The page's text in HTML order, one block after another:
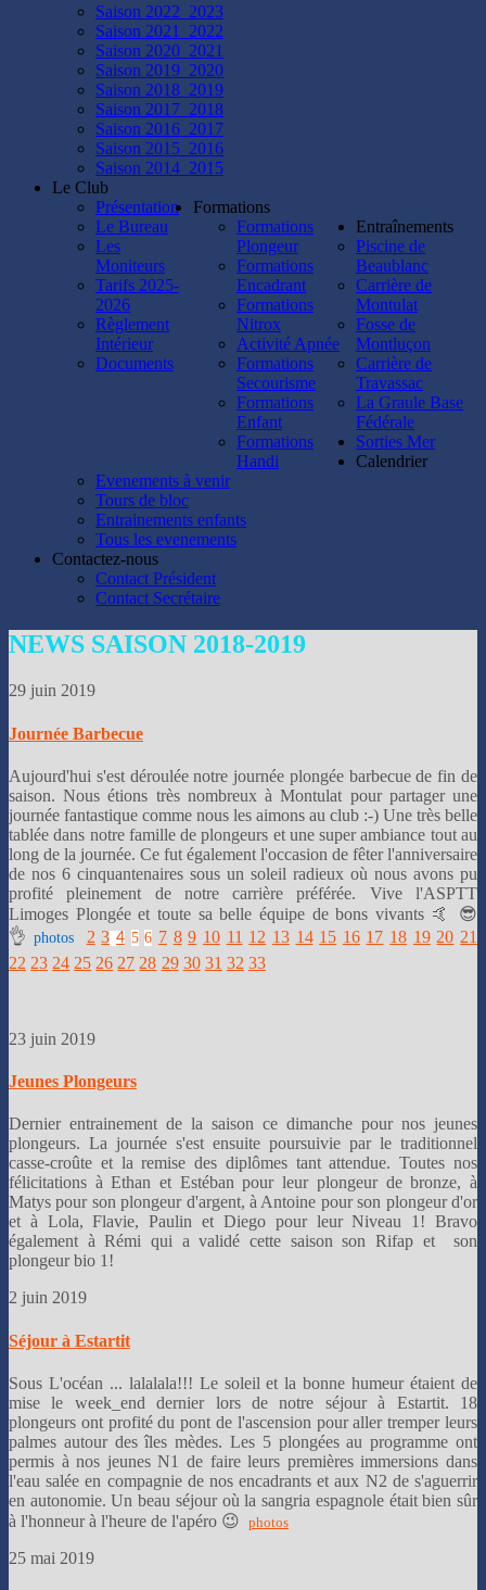
Saison 2022_2023
Saison 2021_2022
Saison 2020_2021
Saison 2019_2020
Saison 2018_2019
Saison 2017_2018
Saison 2016_2017
Saison 2015_2016
Saison 2014_2015
Le Club
Présentation
Le Bureau
Les
Moniteurs
Tarifs 2025-
2026
Règlement
Intérieur
Documents
Formations
Formations
Plongeur
Formations
Encadrant
Formations
Nitrox
Activité Apnée
Formations
Secourisme
Formations
Enfant
Formations
Handi
Entraînements
Piscine de
Beaublanc
Carrière de
Montulat
Fosse de
Montluçon
Carrière de
Travassac
La Graule Base
Fédérale
Sorties Mer
Calendrier
Evenements à venir
Tours de bloc
Entrainements enfants
Tous les evenements
Contactez-nous
Contact Président
Contact Secrétaire
NEWS SAISON 2018-2019
29 juin 2019
Journée Barbecue
Aujourd'hui s'est déroulée notre journée plongée barbecue de fin de
saison. Nous étions très nombreux à Montulat pour partager une
journée fantastique comme nous les aimons au club :-) Une très belle
tablée dans notre famille de plongeurs et une super ambiance tout au
long de la journée. Ce fut également l'occasion de fêter l'anniversaire
de nos 6 cinquantenaires sous un soleil radieux où nous avons pu
profité pleinement de notre carrière préférée. Vive l'ASPTT
Limoges Plongée et toute sa belle équipe de bons vivants 🤙 😎
👌photos 2 3 4 5 6 7 8 9 10 11 12 13 14 15 16 17 18 19 20 21
22 23 24 25 26 27 28 29 30 31 32 33
23 juin 2019
Jeunes Plongeurs
Dernier entrainement de la saison ce dimanche pour nos jeunes
plongeurs. La journée s'est ensuite poursuivie par le traditionnel
casse-croûte et la remise des diplômes tant attendue. Toutes nos
félicitations à Ethan et Estéban pour leur plongeur de bronze, à
Matys pour son plongeur d'argent, à Antoine pour son plongeur d'or
et à Lola, Flavie, Paulin et Diego pour leur Niveau 1! Bravo
également à Rémi qui a validé cette saison son Rifap et son
plongeur bio 1!
2 juin 2019
Séjour à Estartit
Sous L'océan ... lalalala!!! Le soleil et la bonne humeur étaient de
mise le week_end dernier lors de notre séjour à Estartit. 18
plongeurs ont profité du pont de l'ascension pour aller tremper leurs
palmes autour des îles mèdes. Les 5 plongées au programme ont
permis à nos jeunes N1 de faire leurs premières immersions dans
l'eau salée en compagnie de nos encadrants et aux N2 de s'aguerrir
en autonomie. Un beau séjour où la sangria espagnole était bien sûr
à l'honneur à l'heure de l'apéro 😉 photos
25 mai 2019
Christian,
Mathieu